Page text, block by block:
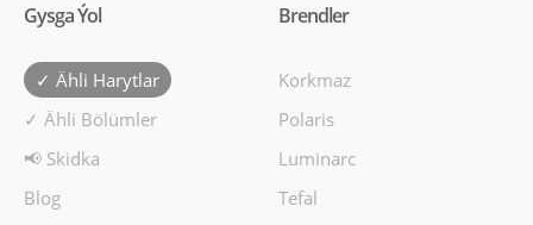
Gysga Ýol
✓ Ähli Harytlar
✓ Ähli Bölümler
📢 Skidka
Blog
Brendler
Korkmaz
Polaris
Luminarc
Tefal